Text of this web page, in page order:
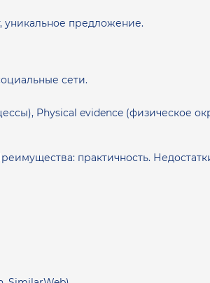
уникальное предложение.
сети.
Physical evidence (физическое
практичность.